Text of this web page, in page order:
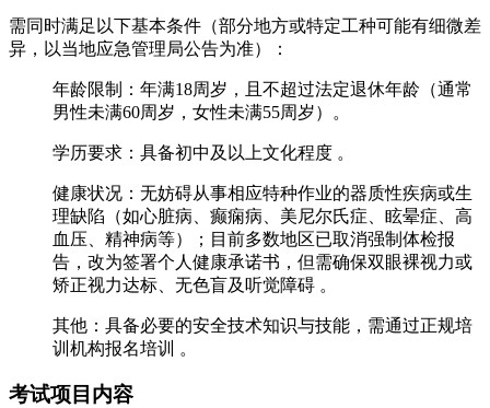
需同时满足以下基本条件（部分地方或特定工种可能有细微差
异，以当地应急管理局公告为准）：
‌年龄限制‌：年满‌18周岁‌，且不超过法定退休年龄（通常
男性未满60周岁，女性未满55周岁）。
‌学历要求‌：具备‌初中及以上‌文化程度 。
‌健康状况‌：无妨碍从事相应特种作业的器质性疾病或生
理缺陷（如心脏病、癫痫病、美尼尔氏症、眩晕症、高
血压、精神病等）；目前多数地区已取消强制体检报
告，改为签署‌个人健康承诺书‌，但需确保双眼裸视力或
矫正视力达标、无色盲及听觉障碍 。
‌其他‌：具备必要的安全技术知识与技能，需通过正规培
训机构报名培训 。‌‌
考试项目内容